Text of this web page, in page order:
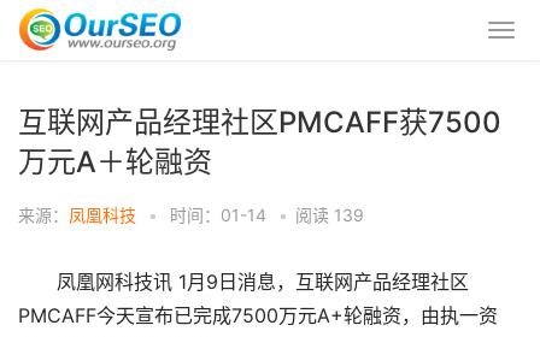
互联网产品经理社区PMCAFF获7500
万元A＋轮融资
来源： 凤凰科技 • 时间：01-14 • 阅读 139
凤凰网科技讯 1月9日消息，互联网产品经理社区
PMCAFF今天宣布已完成7500万元A+轮融资，由执一资